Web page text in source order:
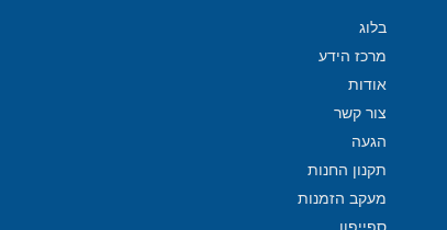
בלוג
מרכז הידע
אודות
צור קשר
הגעה
תקנון החנות
מעקב הזמנות
ספייפון